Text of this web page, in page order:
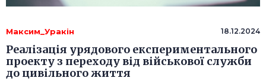
Максим_Уракін 18.12.2024
Реалізація урядового експериментального
проекту з переходу від військової служби
до цивільного життя